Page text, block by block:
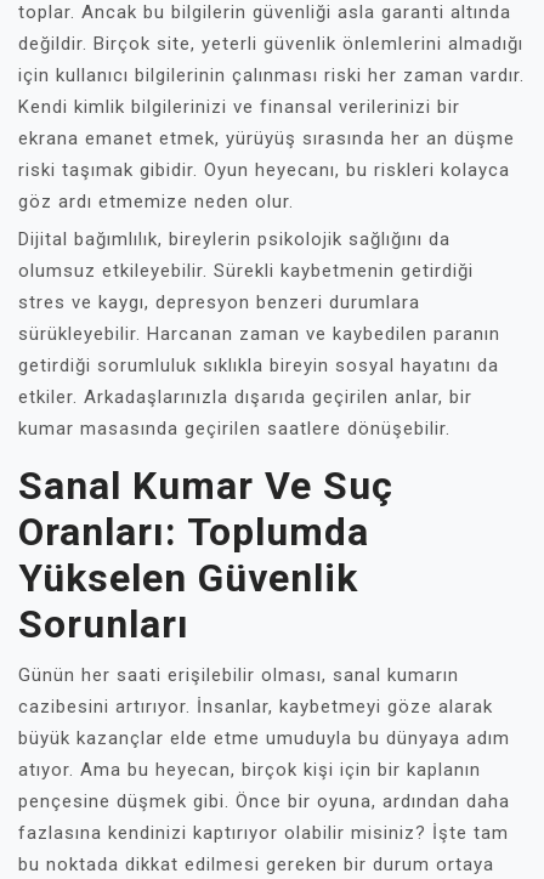
toplar. Ancak bu bilgilerin güvenliği asla garanti altında
değildir. Birçok site, yeterli güvenlik önlemlerini almadığı
için kullanıcı bilgilerinin çalınması riski her zaman vardır.
Kendi kimlik bilgilerinizi ve finansal verilerinizi bir
ekrana emanet etmek, yürüyüş sırasında her an düşme
riski taşımak gibidir. Oyun heyecanı, bu riskleri kolayca
göz ardı etmemize neden olur.
Dijital bağımlılık, bireylerin psikolojik sağlığını da
olumsuz etkileyebilir. Sürekli kaybetmenin getirdiği
stres ve kaygı, depresyon benzeri durumlara
sürükleyebilir. Harcanan zaman ve kaybedilen paranın
getirdiği sorumluluk sıklıkla bireyin sosyal hayatını da
etkiler. Arkadaşlarınızla dışarıda geçirilen anlar, bir
kumar masasında geçirilen saatlere dönüşebilir.
Sanal Kumar Ve Suç
Oranları: Toplumda
Yükselen Güvenlik
Sorunları
Günün her saati erişilebilir olması, sanal kumarın
cazibesini artırıyor. İnsanlar, kaybetmeyi göze alarak
büyük kazançlar elde etme umuduyla bu dünyaya adım
atıyor. Ama bu heyecan, birçok kişi için bir kaplanın
pençesine düşmek gibi. Önce bir oyuna, ardından daha
fazlasına kendinizi kaptırıyor olabilir misiniz? İşte tam
bu noktada dikkat edilmesi gereken bir durum ortaya